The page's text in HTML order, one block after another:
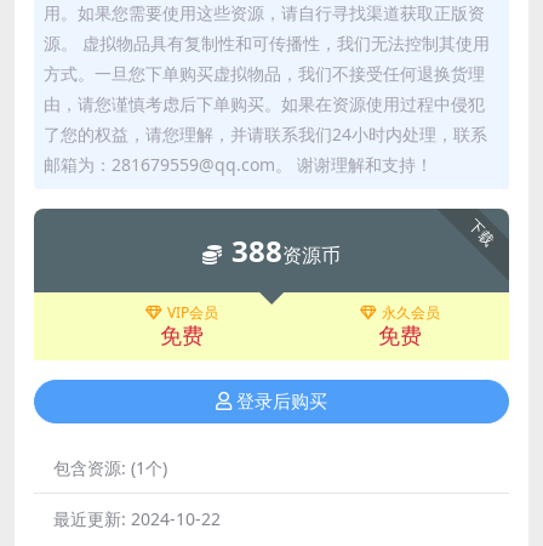
用。如果您需要使用这些资源，请自行寻找渠道获取正版资
源。 虚拟物品具有复制性和可传播性，我们无法控制其使用
方式。一旦您下单购买虚拟物品，我们不接受任何退换货理
由，请您谨慎考虑后下单购买。如果在资源使用过程中侵犯
了您的权益，请您理解，并请联系我们24小时内处理，联系
邮箱为：281679559@qq.com。 谢谢理解和支持！
下载
388资源币
VIP会员
免费
永久会员
免费
登录后购买
包含资源: (1个)
最近更新: 2024-10-22